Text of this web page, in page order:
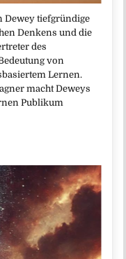
Dewey tiefgründige
Denkens und die
des
von
Lernen.
macht Deweys
Publikum